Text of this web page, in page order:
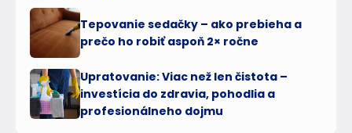
Tepovanie sedačky – ako prebieha a
prečo ho robiť aspoň 2× ročne
Upratovanie: Viac než len čistota –
investícia do zdravia, pohodlia a
profesionálneho dojmu